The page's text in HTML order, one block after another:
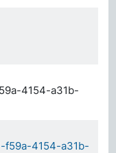
4154-a31b-
f59a-4154-a31b-